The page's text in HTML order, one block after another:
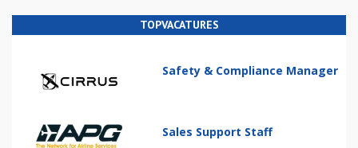
TOPVACATURES
Safety & Compliance Manager
Sales Support Staff